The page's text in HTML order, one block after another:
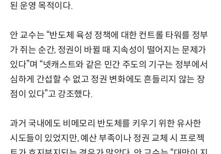
된 운영 목적이다.
안 교수는 “반도체 육성 정책에 대한 컨트롤 타워를 정부
가 쥐는 순간, 정권이 바뀔 때 지속성이 떨어지는 문제가
있다”며 “넷캐스트와 같은 민간 주도의 기구는 정부에서
심하게 간섭할 수 없고 정권 변화에도 흔들리지 않는 장
점이 있다”고 강조했다.
과거 국내에도 비메모리 반도체를 키우기 위한 유사한
시도들이 있었지만, 예산 부족이나 정권 교체 시 프로젝